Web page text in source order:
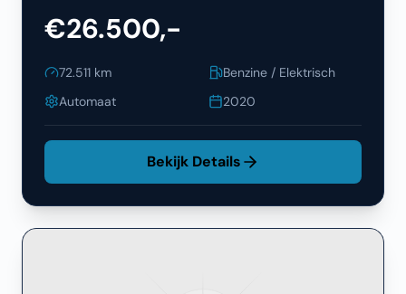
€26.500,-
72.511 km
Benzine / Elektrisch
Automaat
2020
Bekijk Details